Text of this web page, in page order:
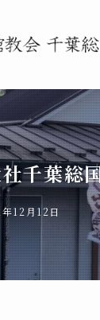
千葉総
12月12日